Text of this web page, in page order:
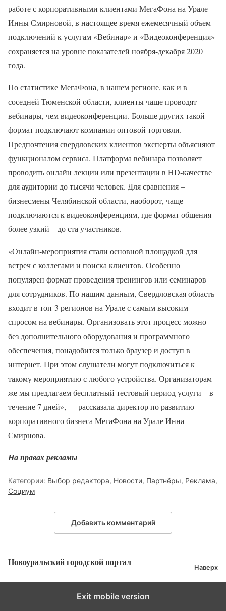
работе с корпоративными клиентами МегаФона на Урале
Инны Смирновой, в настоящее время ежемесячный объем
подключений к услугам «Вебинар» и «Видеоконференция»
сохраняется на уровне показателей ноября-декабря 2020
года.
По статистике МегаФона, в нашем регионе, как и в
соседней Тюменской области, клиенты чаще проводят
вебинары, чем видеоконференции. Больше других такой
формат подключают компании оптовой торговли.
Предпочтения свердловских клиентов эксперты объясняют
функционалом сервиса. Платформа вебинара позволяет
проводить онлайн лекции или презентации в HD‑качестве
для аудитории до тысячи человек. Для сравнения –
бизнесмены Челябинской области, наоборот, чаще
подключаются к видеоконференциям, где формат общения
более узкий – до ста участников.
«Онлайн-мероприятия стали основной площадкой для
встреч с коллегами и поиска клиентов. Особенно
популярен формат проведения тренингов или семинаров
для сотрудников. По нашим данным, Свердловская область
входит в топ-3 регионов на Урале с самым высоким
спросом на вебинары. Организовать этот процесс можно
без дополнительного оборудования и программного
обеспечения, понадобится только браузер и доступ в
интернет. При этом слушатели могут подключиться к
такому мероприятию с любого устройства. Организаторам
же мы предлагаем бесплатный тестовый период услуги – в
течение 7 дней», — рассказала директор по развитию
корпоративного бизнеса МегаФона на Урале Инна
Смирнова.
На правах рекламы
Категории: Выбор редактора, Новости, Партнёры, Реклама,
Социум
Добавить комментарий
Новоуральский городской портал Наверх
Exit mobile version